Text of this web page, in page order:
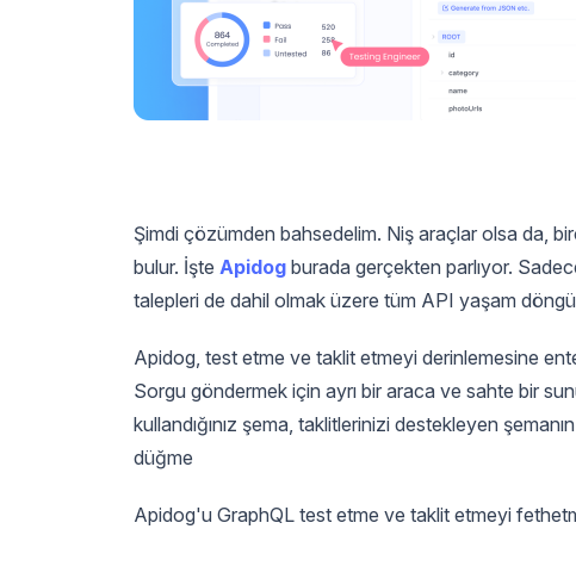
Şimdi çözümden bahsedelim. Niş araçlar olsa da,
bulur. İşte Apidog burada gerçekten parlıyor.
talepleri de dahil olmak üzere tüm API yaşam
Apidog, test etme ve taklit etmeyi derinlemesine
Sorgu göndermek için ayrı bir araca ve sahte bir
kullandığınız şema, taklitlerinizi destekleyen
düğme
Apidog'u GraphQL test etme ve taklit etmeyi